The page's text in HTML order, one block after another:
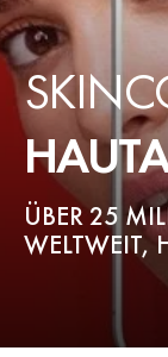
ÜBER 25
WELTWEIT,